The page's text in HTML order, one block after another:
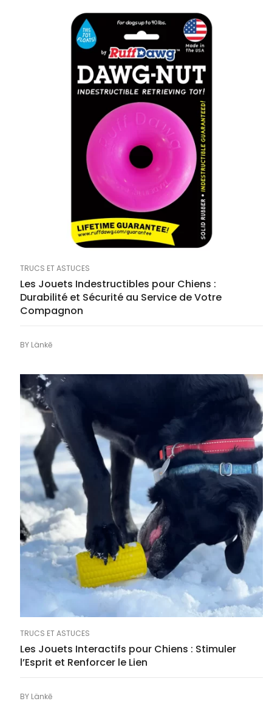
TRUCS ET ASTUCES
Les Jouets Indestructibles pour Chiens :
Durabilité et Sécurité au Service de Votre
Compagnon
BY Länkē
TRUCS ET ASTUCES
Les Jouets Interactifs pour Chiens : Stimuler
l’Esprit et Renforcer le Lien
BY Länkē